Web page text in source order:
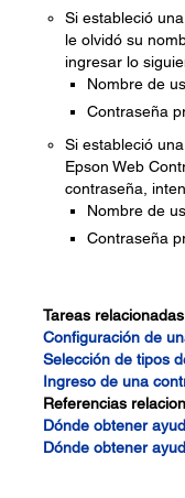
Si estableció
le olvidó su
ingresar lo
Nombre de
Contraseña
Si estableció
Epson Web
contraseña,
Nombre de
Contraseña
Tareas relacionadas
Configuración de
Selección de tipos
Ingreso de una
Referencias
Dónde obtener
Dónde obtener